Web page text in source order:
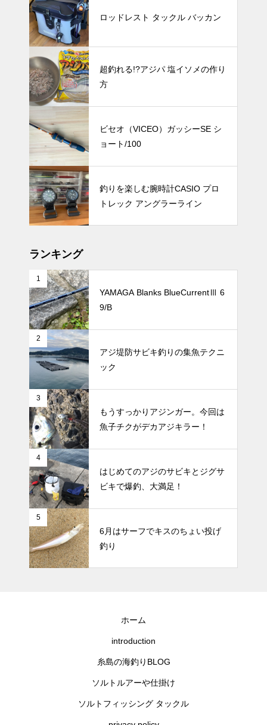
ロッドレスト タックル バッカン
超釣れる!?アジパ 塩イソメの作り
方
ビセオ（VICEO）ガッシーSE シ
ョート/100
釣りを楽しむ腕時計CASIO プロ
トレック アングラーライン
ランキング
1
YAMAGA Blanks BlueCurrentⅢ 6
9/B
2
アジ堤防サビキ釣りの集魚テクニ
ック
3
もうすっかりアジンガー。今回は
魚子チクがデカアジキラー！
4
はじめてのアジのサビキとジグサ
ビキで爆釣、大満足！
5
6月はサーフでキスのちょい投げ
釣り
ホーム
introduction
糸島の海釣りBLOG
ソルトルアーや仕掛け
ソルトフィッシング タックル